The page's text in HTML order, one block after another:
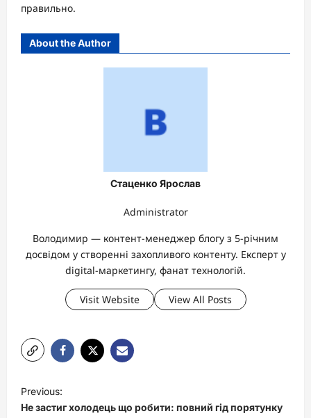
правильно.
About the Author
Стаценко Ярослав
Administrator
Володимир — контент-менеджер блогу з 5-річним
досвідом у створенні захопливого контенту. Експерт у
digital-маркетингу, фанат технологій.
Visit Website View All Posts
o
Previous:
Не застиг холодець що робити: повний гід порятунку